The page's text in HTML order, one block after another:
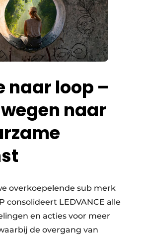
naar loop –
naar
overkoepelende sub merk
consolideert LEDVANCE alle
en acties voor meer
de overgang van